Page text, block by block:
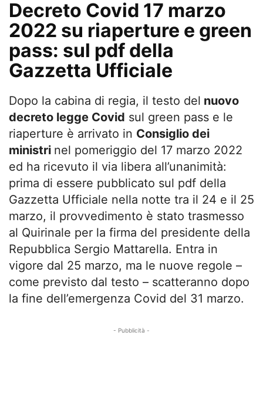
Decreto Covid 17 marzo
2022 su riaperture e green
pass: sul pdf della
Gazzetta Ufficiale
Dopo la cabina di regia, il testo del nuovo
decreto legge Covid sul green pass e le
riaperture è arrivato in Consiglio dei
ministri nel pomeriggio del 17 marzo 2022
ed ha ricevuto il via libera all’unanimità:
prima di essere pubblicato sul pdf della
Gazzetta Ufficiale nella notte tra il 24 e il 25
marzo, il provvedimento è stato trasmesso
al Quirinale per la firma del presidente della
Repubblica Sergio Mattarella. Entra in
vigore dal 25 marzo, ma le nuove regole –
come previsto dal testo – scatteranno dopo
la fine dell’emergenza Covid del 31 marzo.
- Pubblicità -